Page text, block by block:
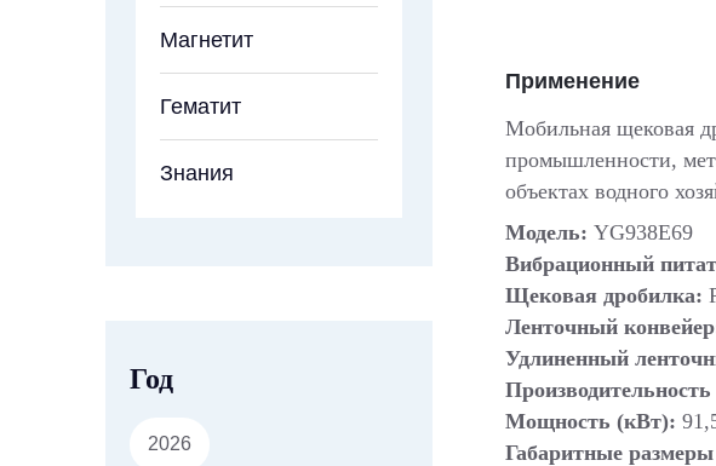
Магнетит
Гематит
Знания
Год
2026
Применение
Мобильная щековая
промышленности,
объектах водного
Модель: YG938E69
Вибрационный
Щековая дробилка:
Ленточный
Удлиненный
Мощность (кВт):
Габаритные